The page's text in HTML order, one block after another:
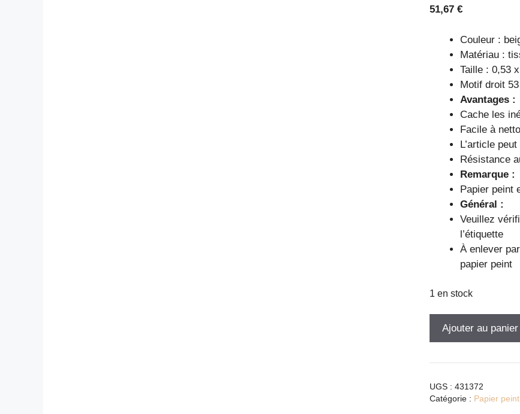
51,67 €
Couleur :
Matériau :
Taille : 0,53
Motif droit
Avantages :
Cache les
Facile à
L’article
Résistance
Remarque :
Papier peint
Général :
Veuillez
l’étiquette
À enlever
papier peint
1 en stock
peint
crocodile
beige
Ajouter au panier
UGS : 431372
Catégorie : Papier